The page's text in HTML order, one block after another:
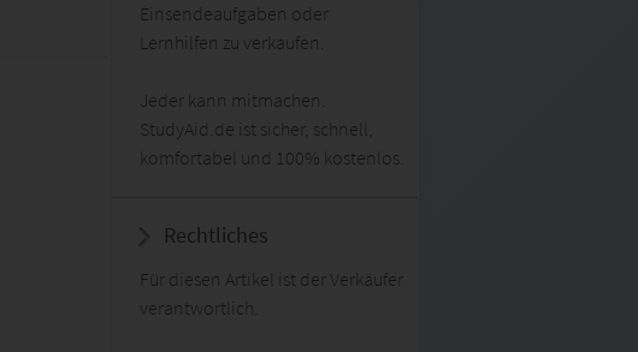
Einsendeaufgaben oder
Lernhilfen zu verkaufen.
Jeder kann mitmachen.
StudyAid.de ist sicher, schnell,
komfortabel und 100% kostenlos.
Rechtliches
Für diesen Artikel ist der Verkäufer
verantwortlich.